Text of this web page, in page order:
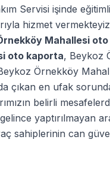
Servisi işinde
hizmet
Mahallesi oto
oto kaporta, Beykoz
Örnekköy
çıkan en ufak
belirli
yaptırılmayan
sahiplerinin can